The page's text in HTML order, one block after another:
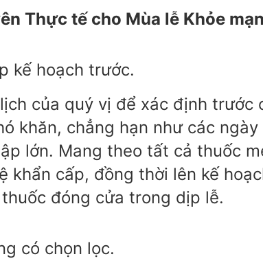
Thực tế cho Mùa lễ Khỏe
kế hoạch trước.
của quý vị để xác định trước
khăn, chẳng hạn như các
lớn. Mang theo tất cả thuốc
khẩn cấp, đồng thời lên kế
đóng cửa trong dịp lễ.
có chọn lọc.